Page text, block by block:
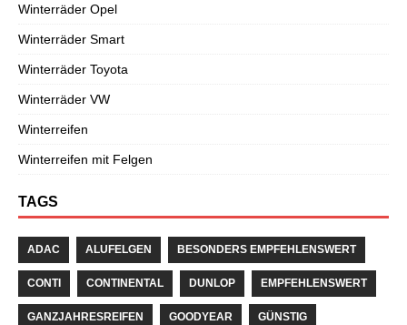
Winterräder Opel
Winterräder Smart
Winterräder Toyota
Winterräder VW
Winterreifen
Winterreifen mit Felgen
TAGS
ADAC ALUFELGEN BESONDERS EMPFEHLENSWERT
CONTI CONTINENTAL DUNLOP EMPFEHLENSWERT
GANZJAHRESREIFEN GOODYEAR GÜNSTIG